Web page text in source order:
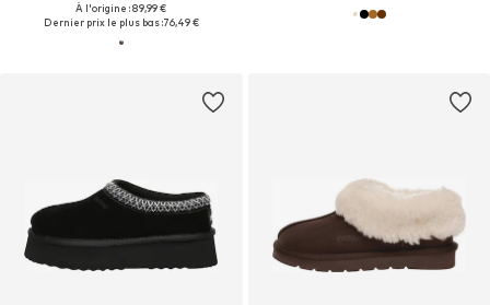
À l'origine : 89,99 €
Dernier prix le plus bas :76,49 €